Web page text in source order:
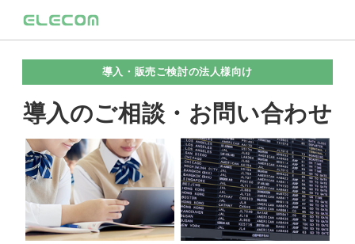
導入・販売ご検討の法人様向け
導入のご相談・お問い合わせ